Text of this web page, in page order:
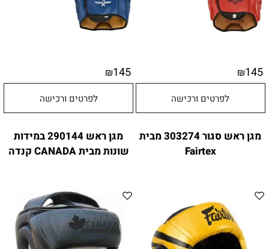
₪145
לפרטים ורכישה
₪145
לפרטים ורכישה
מגן ראש סגור 303274 מבית
Fairtex
מגן ראש 290144 במידות
שונות מבית CANADA קנדה